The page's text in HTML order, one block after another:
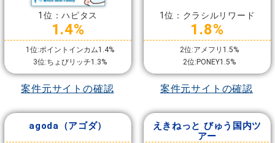
1位：ハピタス
1.4%
1位:ポイントインカム1.4%
3位:ちょびリッチ1.3%
案件元サイトの確認
1位：クラシルリワード
1.8%
2位:アメフリ1.5%
2位:PONEY1.5%
案件元サイトの確認
agoda（アゴダ）
えきねっと びゅう国内ツ
アー